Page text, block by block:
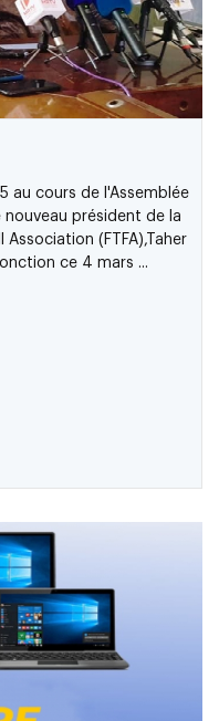
au cours de l'Assemblée
président de la
(FTFA),Taher
ce 4 mars ...